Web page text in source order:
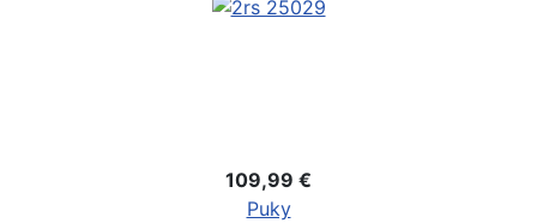
109,99 €
Puky